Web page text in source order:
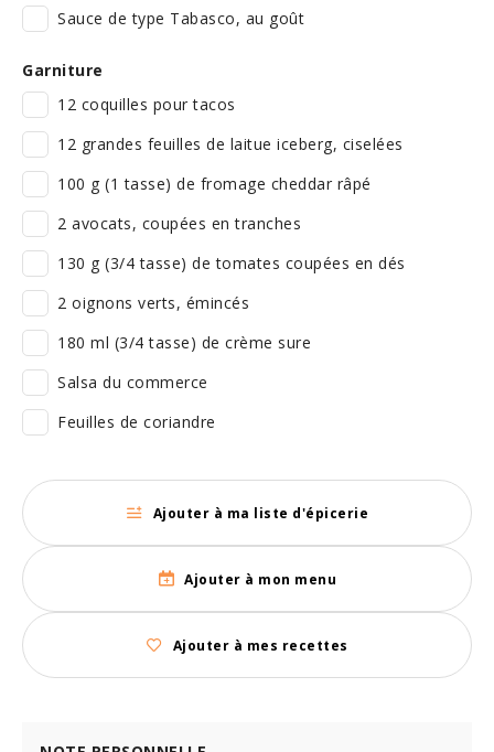
Sauce de type Tabasco, au goût
Garniture
12 coquilles pour tacos
12 grandes feuilles de laitue iceberg, ciselées
100 g (1 tasse) de fromage cheddar râpé
2 avocats, coupées en tranches
130 g (3/4 tasse) de tomates coupées en dés
2 oignons verts, émincés
180 ml (3/4 tasse) de crème sure
Salsa du commerce
Feuilles de coriandre
Ajouter à ma liste d'épicerie
Ajouter à mon menu
Ajouter à mes recettes